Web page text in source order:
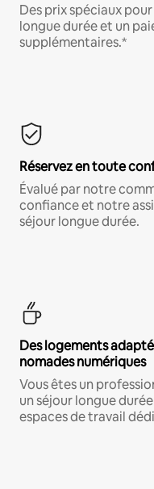
Des prix spéciaux
longue durée et un
supplémentaires.*
Réservez en toute
Évalué par notre
confiance et notre
séjour longue durée.
Des logements
nomades numériques
Vous êtes un
un séjour longue
espaces de travail